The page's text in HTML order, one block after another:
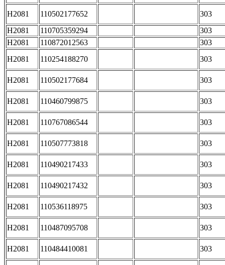
H2081 110502177652
303
H2081
110705359294
303
H2081
110872012563
303
H2081
110254188270 303
H2081 110502177684 303
H2081 110460799875 303
H2081 110767086544 303
H2081 110507773818 303
H2081 110490217433 303
H2081 110490217432 303
H2081 110536118975 303
H2081 110487095708 303
H2081 110484410081 303